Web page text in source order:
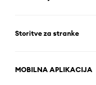
Storitve za stranke
MOBILNA APLIKACIJA